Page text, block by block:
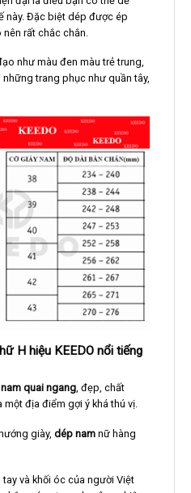
này. Đặc biệt dép được ép
rất chắc chắn.
như màu đen màu trẻ trung,
trang phục như quần tây,
H hiệu KEEDO nổi tiếng
quai ngang, đẹp, chất
địa điểm gợi ý khá thú vị.
giày, dép namnữ hàng
và khối óc của người Việt